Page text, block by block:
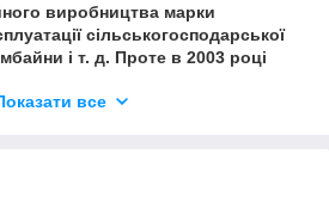
виробництва марки
сільськогосподарської
і т. д. Проте в 2003 році
Технічні
с. Кількість обертів
до 2000 оборотів в
все